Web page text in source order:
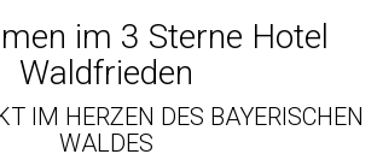
im 3 Sterne Hotel
Waldfrieden
IM HERZEN DES BAYERISCHEN
WALDES